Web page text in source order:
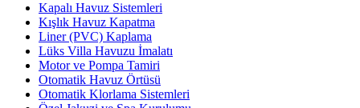
Kapalı Havuz Sistemleri
Kışlık Havuz Kapatma
Liner (PVC) Kaplama
Lüks Villa Havuzu İmalatı
Motor ve Pompa Tamiri
Otomatik Havuz Örtüsü
Otomatik Klorlama Sistemleri